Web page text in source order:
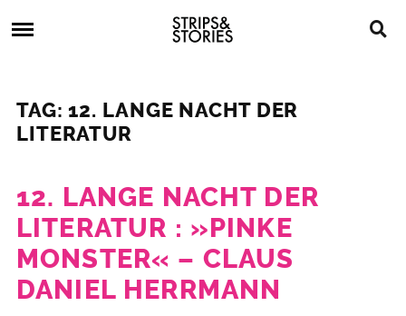
to
Strips
&
Stories
Comics,
Bücher
TAG: 12. LANGE NACHT DER
LITERATUR
12. LANGE NACHT DER
LITERATUR : »PINKE
MONSTER« – CLAUS
DANIEL HERRMANN